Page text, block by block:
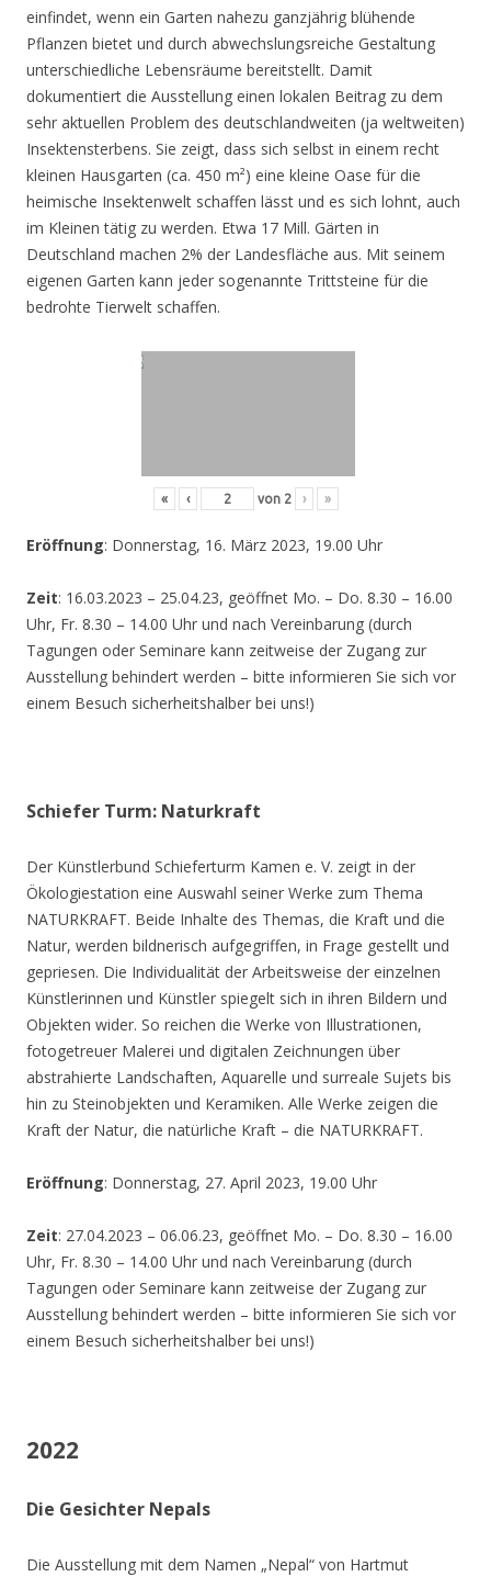
einfindet, wenn ein Garten nahezu ganzjährig blühende
Pflanzen bietet und durch abwechslungsreiche Gestaltung
unterschiedliche Lebensräume bereitstellt. Damit
dokumentiert die Ausstellung einen lokalen Beitrag zu dem
sehr aktuellen Problem des deutschlandweiten (ja weltweiten)
Insektensterbens. Sie zeigt, dass sich selbst in einem recht
kleinen Hausgarten (ca. 450 m²) eine kleine Oase für die
heimische Insektenwelt schaffen lässt und es sich lohnt, auch
im Kleinen tätig zu werden. Etwa 17 Mill. Gärten in
Deutschland machen 2% der Landesfläche aus. Mit seinem
eigenen Garten kann jeder sogenannte Trittsteine für die
bedrohte Tierwelt schaffen.
« ‹ von 2 › »
Eröffnung: Donnerstag, 16. März 2023, 19.00 Uhr
Zeit: 16.03.2023 – 25.04.23, geöffnet Mo. – Do. 8.30 – 16.00
Uhr, Fr. 8.30 – 14.00 Uhr und nach Vereinbarung (durch
Tagungen oder Seminare kann zeitweise der Zugang zur
Ausstellung behindert werden – bitte informieren Sie sich vor
einem Besuch sicherheitshalber bei uns!)
Schiefer Turm: Naturkraft
Der Künstlerbund Schieferturm Kamen e. V. zeigt in der
Ökologiestation eine Auswahl seiner Werke zum Thema
NATURKRAFT. Beide Inhalte des Themas, die Kraft und die
Natur, werden bildnerisch aufgegriffen, in Frage gestellt und
gepriesen. Die Individualität der Arbeitsweise der einzelnen
Künstlerinnen und Künstler spiegelt sich in ihren Bildern und
Objekten wider. So reichen die Werke von Illustrationen,
fotogetreuer Malerei und digitalen Zeichnungen über
abstrahierte Landschaften, Aquarelle und surreale Sujets bis
hin zu Steinobjekten und Keramiken. Alle Werke zeigen die
Kraft der Natur, die natürliche Kraft – die NATURKRAFT.
Eröffnung: Donnerstag, 27. April 2023, 19.00 Uhr
Zeit: 27.04.2023 – 06.06.23, geöffnet Mo. – Do. 8.30 – 16.00
Uhr, Fr. 8.30 – 14.00 Uhr und nach Vereinbarung (durch
Tagungen oder Seminare kann zeitweise der Zugang zur
Ausstellung behindert werden – bitte informieren Sie sich vor
einem Besuch sicherheitshalber bei uns!)
2022
Die Gesichter Nepals
Die Ausstellung mit dem Namen „Nepal“ von Hartmut